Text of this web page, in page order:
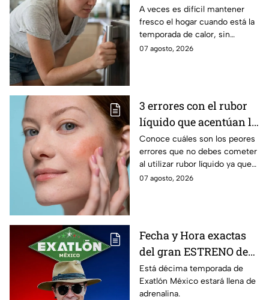
tu casa en temporada
de calor
A veces es difícil mantener
fresco el hogar cuando está la
temporada de calor, sin
embargo estos consejos te
07 agosto, 2026
3 errores con el rubor
líquido que acentúan la
textura y abren los
poros de tus mejillas
Conoce cuáles son los peores
errores que no debes cometer
al utilizar rubor líquido ya que
acentúan la textura de tu piel y
07 agosto, 2026
Fecha y Hora exactas
del gran ESTRENO de
la décima temporada
de Exatlón México
Está décima temporada de
Exatlón México estará llena de
adrenalina.